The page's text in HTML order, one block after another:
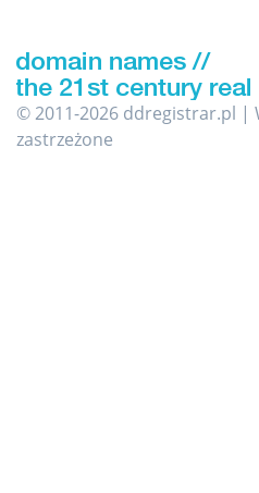
© 2011-2026 ddregistrar.pl |
zastrzeżone